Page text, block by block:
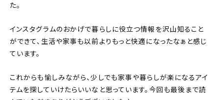
た。
インスタグラムのおかげで暮らしに役立つ情報を沢山知ること
ができて、生活や家事も以前よりもっと快適になったなぁと感じ
ています。
これからも愉しみながら、少しでも家事や暮らしが楽になるアイ
テムを探していけたらいいなと思っています。今回も最後まで読